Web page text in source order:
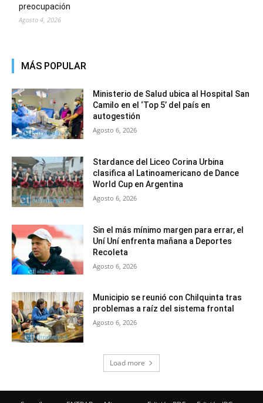
preocupación
Agosto 4, 2026
MÁS POPULAR
Ministerio de Salud ubica al Hospital San
Camilo en el ‘Top 5’ del país en
autogestión
Agosto 6, 2026
Stardance del Liceo Corina Urbina
clasifica al Latinoamericano de Dance
World Cup en Argentina
Agosto 6, 2026
Sin el más mínimo margen para errar, el
Uní Uní enfrenta mañana a Deportes
Recoleta
Agosto 6, 2026
Municipio se reunió con Chilquinta tras
problemas a raíz del sistema frontal
Agosto 6, 2026
Load more